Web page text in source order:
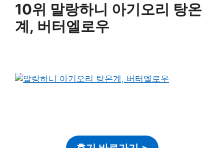
10위 말랑하니 아기오리 탕온
계, 버터엘로우